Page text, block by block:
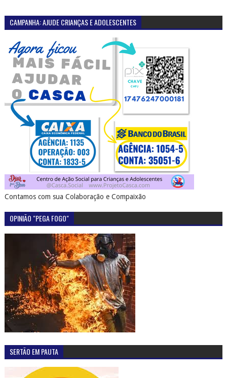
CAMPANHA: AJUDE CRIANÇAS E ADOLESCENTES
Contamos com sua Colaboração e Compaixão
OPINIÃO "PEGA FOGO"
SERTÃO EM PAUTA